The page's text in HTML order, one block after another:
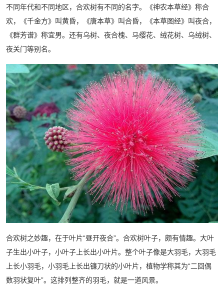
不同年代和不同地区，合欢树有不同的名字。《神农本草经》称合
欢，《千金方》叫黄昏，《唐本草》叫合昏，《本草图经》叫夜合，
《群芳谱》称宜男。还有乌树、夜合槐、马缨花、绒花树、乌绒树、
夜关门等别名。
合欢树之妙趣，在于叶片“昼开夜合”。合欢树叶子，颇有情趣。大叶
子生出小叶子，小叶子上长出小叶片。整个叶子像是大羽毛，大羽毛
上长小羽毛，小羽毛上长出镰刀状的小叶片，植物学称其为“二回偶
数羽状复叶”。这排列整齐的羽毛，就是一道风景。